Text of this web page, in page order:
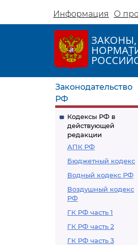
Информация О
Законодательство
РФ
Кодексы РФ в
действующей
редакции
АПК РФ
Бюджетный кодекс
Водный кодекс РФ
Воздушный кодекс
РФ
ГК РФ часть 1
ГК РФ часть 2
ГК РФ часть 3